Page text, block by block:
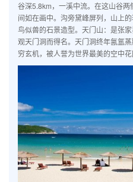
谷深5.8km，一溪中流。在这山谷
间如在画中。沟旁黛峰屏列，山上
鸟似兽的石景造型。天门山：是张
观天门洞而得名。天门洞终年氤氲
穷玄机，被人誉为世界最美的空中花